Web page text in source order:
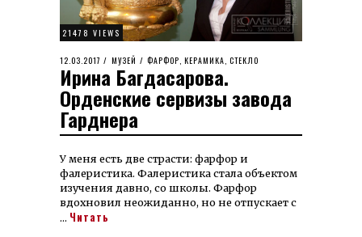
21478 VIEWS
POSTED
ON
12.03.2017 23.04.2025
МУЗЕЙ / ФАРФОР, КЕРАМИКА, СТЕКЛО
Ирина Багдасарова.
Орденские сервизы завода
Гарднера
У меня есть две страсти: фарфор и
фалеристика. Фалеристика стала объектом
изучения давно, со школы. Фарфор
вдохновил неожиданно, но не отпускает с
… Читать